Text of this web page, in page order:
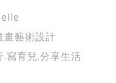
畫藝術設計
.寫育兒.分享生活